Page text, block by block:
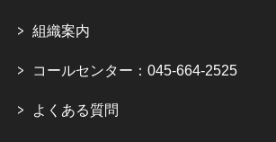
組織案内
コールセンター：045-664-2525
よくある質問